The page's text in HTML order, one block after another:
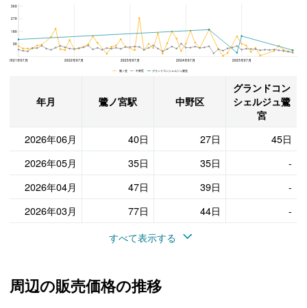
グランドコンシェルジュ鷺宮、中野区と鷺ノ宮駅の周辺の掲載期間の推移
2021年07月 2022年07月 2023年07月 2024年07月 2025年07月
360
270
180
90
鷺ノ宮 中野区 グランドコンシェルジュ鷺宮
年月 鷺ノ宮駅 中野区
グランドコン
シェルジュ鷺
宮
2026年06月
40日 27日
45日
2026年05月
35日 35日
-
2026年04月
47日 39日
-
2026年03月
77日 44日
-
すべて表示する
周辺の販売価格の推移